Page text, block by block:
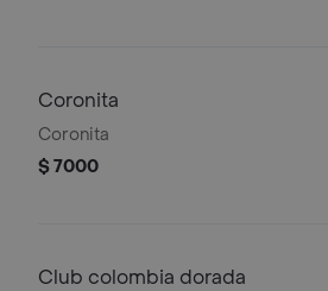
Coronita
Coronita
$ 7000
Club colombia dorada